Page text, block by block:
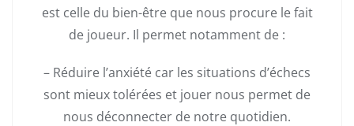
est celle du bien-être que nous procure le fait
de joueur. Il permet notamment de :
– Réduire l’anxiété car les situations d’échecs
sont mieux tolérées et jouer nous permet de
nous déconnecter de notre quotidien.